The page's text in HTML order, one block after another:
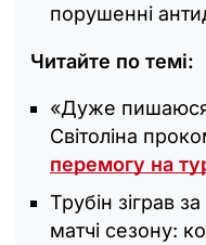
порушенні
Читайте по темі:
«Дуже
Світоліна
перемогу на
Трубін зіграв
матчі сезону: